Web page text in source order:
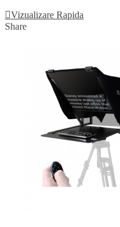
Vizualizare Rapida
Share